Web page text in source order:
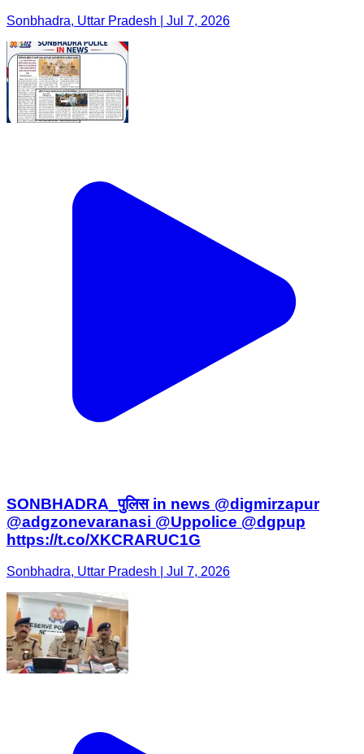
Sonbhadra, Uttar Pradesh | Jul 7, 2026
SONBHADRA_पुलिस in news @digmirzapur
@adgzonevaranasi @Uppolice @dgpup
https://t.co/XKCRARUC1G
Sonbhadra, Uttar Pradesh | Jul 7, 2026